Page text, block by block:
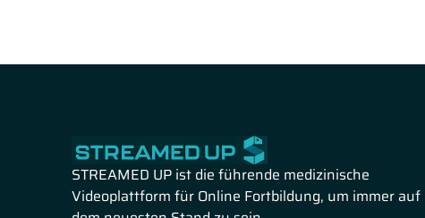
STREAMED UP ist die führende medizinische
Videoplattform für Online Fortbildung, um immer auf